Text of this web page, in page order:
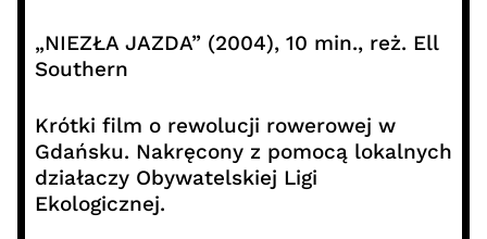
„NIEZŁA JAZDA” (2004), 10 min., reż. Ell
Southern
Krótki film o rewolucji rowerowej w
Gdańsku. Nakręcony z pomocą lokalnych
działaczy Obywatelskiej Ligi
Ekologicznej.